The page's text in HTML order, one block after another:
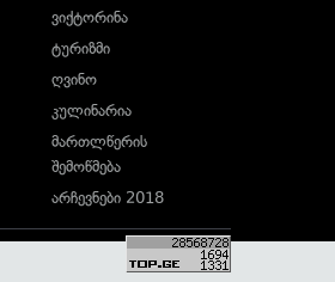
ვიქტორინა
ტურიზმი
ღვინო
კულინარია
მართლწერის
შემოწმება
არჩევნები 2018